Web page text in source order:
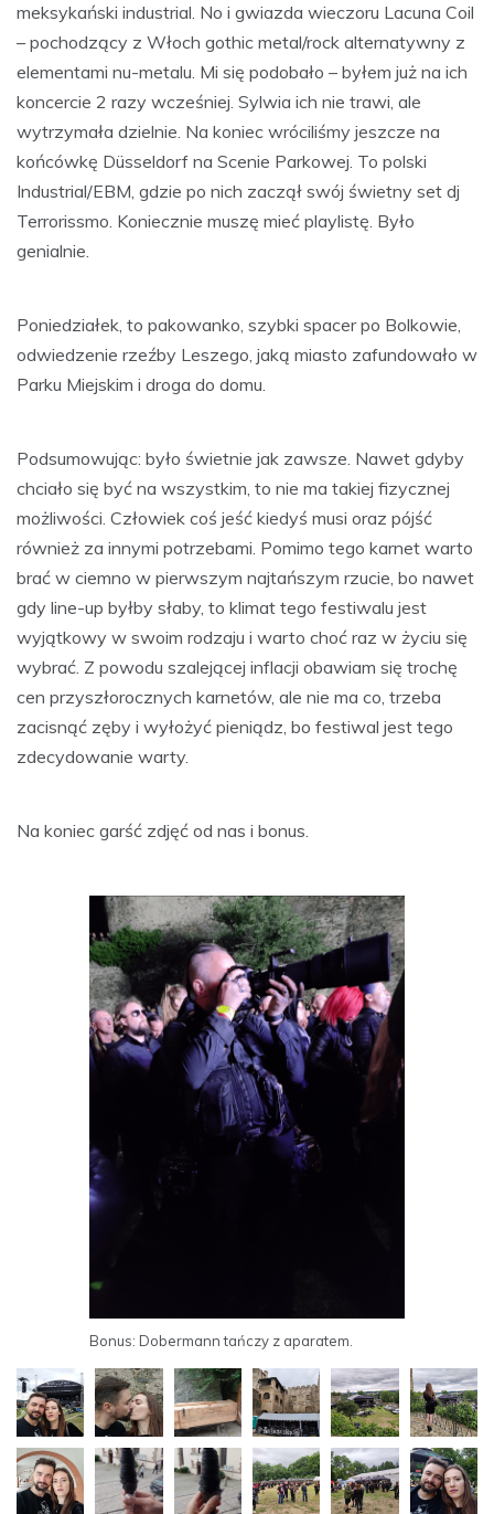
meksykański industrial. No i gwiazda wieczoru Lacuna Coil
– pochodzący z Włoch gothic metal/rock alternatywny z
elementami nu-metalu. Mi się podobało – byłem już na ich
koncercie 2 razy wcześniej. Sylwia ich nie trawi, ale
wytrzymała dzielnie. Na koniec wróciliśmy jeszcze na
końcówkę Düsseldorf na Scenie Parkowej. To polski
Industrial/EBM, gdzie po nich zaczął swój świetny set dj
Terrorissmo. Koniecznie muszę mieć playlistę. Było
genialnie.
Poniedziałek, to pakowanko, szybki spacer po Bolkowie,
odwiedzenie rzeźby Leszego, jaką miasto zafundowało w
Parku Miejskim i droga do domu.
Podsumowując: było świetnie jak zawsze. Nawet gdyby
chciało się być na wszystkim, to nie ma takiej fizycznej
możliwości. Człowiek coś jeść kiedyś musi oraz pójść
również za innymi potrzebami. Pomimo tego karnet warto
brać w ciemno w pierwszym najtańszym rzucie, bo nawet
gdy line-up byłby słaby, to klimat tego festiwalu jest
wyjątkowy w swoim rodzaju i warto choć raz w życiu się
wybrać. Z powodu szalejącej inflacji obawiam się trochę
cen przyszłorocznych karnetów, ale nie ma co, trzeba
zacisnąć zęby i wyłożyć pieniądz, bo festiwal jest tego
zdecydowanie warty.
Na koniec garść zdjęć od nas i bonus.
Bonus: Dobermann tańczy z aparatem.